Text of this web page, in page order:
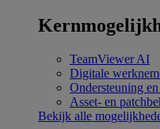
TeamViewer AI
Digitale
Ondersteuning
Asset- en
Bekijk alle